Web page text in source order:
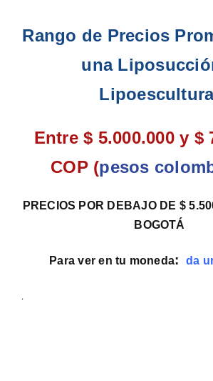
Rango de Precios
una
Entre $ 5.000.000 y $
COP (pesos
PRECIOS POR DEBAJO DE $
BOGOTÁ
Para ver en tu moneda: da
.